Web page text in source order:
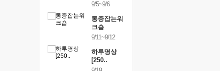
9/5~9/6
통증잡는워
크숍
9/11~9/12
하루명상
[250..